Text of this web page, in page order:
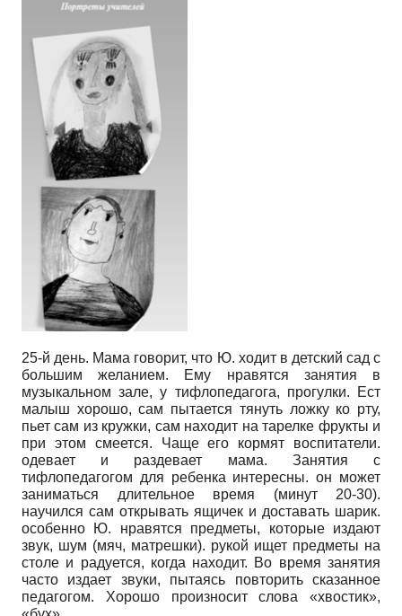
25-й день. Мама говорит, что Ю. ходит в детский сад с
большим желанием. Ему нравятся занятия в
музыкальном зале, у тифлопедагога, прогулки. Ест
малыш хорошо, сам пытается тянуть ложку ко рту,
пьет сам из кружки, сам находит на тарелке фрукты и
при этом смеется. Чаще его кормят воспитатели.
одевает и раздевает мама. Занятия с
тифлопедагогом для ребенка интересны. он может
заниматься длительное время (минут 20-30).
научился сам открывать ящичек и доставать шарик.
особенно Ю. нравятся предметы, которые издают
звук, шум (мяч, матрешки). рукой ищет предметы на
столе и радуется, когда находит. Во время занятия
часто издает звуки, пытаясь повторить сказанное
педагогом. Хорошо произносит слова «хвостик»,